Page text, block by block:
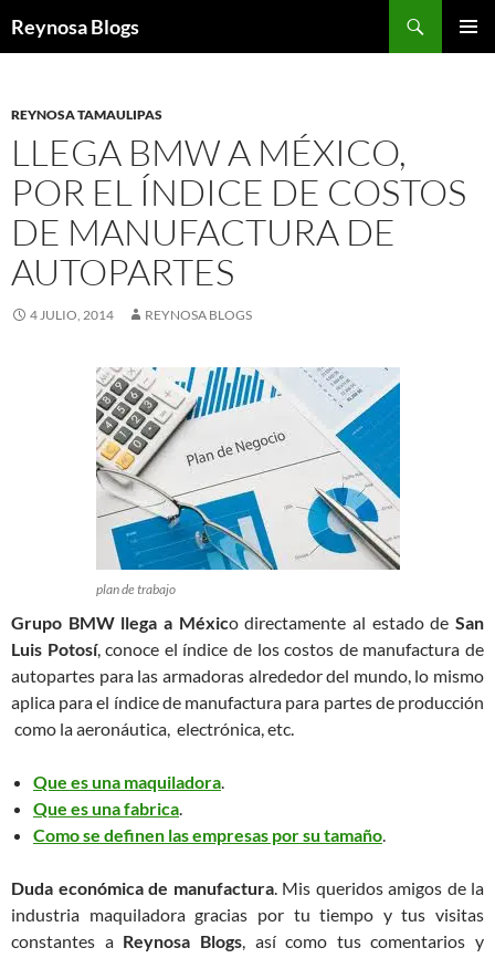
Reynosa Blogs
REYNOSA TAMAULIPAS
LLEGA BMW A MÉXICO,
POR EL ÍNDICE DE COSTOS
DE MANUFACTURA DE
AUTOPARTES
4 JULIO, 2014 REYNOSA BLOGS
plan de trabajo
Grupo BMW llega a México directamente al estado deSan
Luis Potosí, conoce el índice de los costos de manufactura de
autopartes para las armadoras alrededor del mundo, lo mismo
aplica para el índice de manufactura para partes de producción
como la aeronáutica, electrónica, etc.
Que es una maquiladora.
Que es una fabrica.
Como se definen las empresas por su tamaño.
Duda económica de manufactura. Mis queridos amigos de la
industria maquiladora gracias por tu tiempo y tus visitas
constantes aReynosa Blogs, así como tus comentarios y